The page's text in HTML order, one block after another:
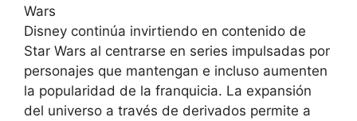
Wars
Disney continúa invirtiendo en contenido de
Star Wars al centrarse en series impulsadas por
personajes que mantengan e incluso aumenten
la popularidad de la franquicia. La expansión
del universo a través de derivados permite a